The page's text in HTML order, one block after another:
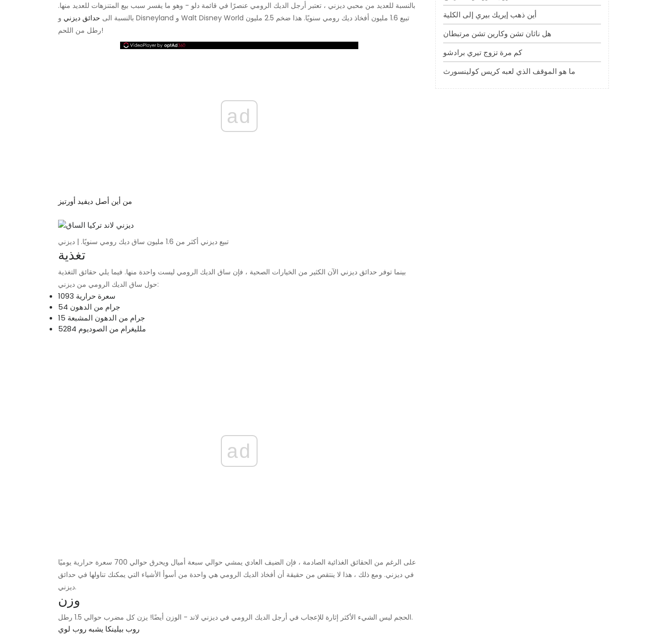
بالنسبة للعديد من محبي ديزني ، تعتبر أرجل الديك الرومي عنصرًا في قائمة دلو - وهو ما يفسر سبب بيع المتنزهات للعديد منها.
بالنسبة الى حدائق ديزني و Disneyland و Walt Disney World تبيع 1.6 مليون أفخاذ ديك رومي سنويًا. هذا ضخم 2.5 مليون
رطل من اللحم!
ad
من أين أصل ديفيد أورتيز
تبيع ديزني أكثر من 1.6 مليون ساق ديك رومي سنويًا. | ديزني
تغذية
بينما توفر حدائق ديزني الآن الكثير من الخيارات الصحية ، فإن ساق الديك الرومي ليست واحدة منها. فيما يلي حقائق التغذية
حول ساق الديك الرومي من ديزني:
1093 سعرة حرارية
54 جرام من الدهون
15 جرام من الدهون المشبعة
5284 ملليغرام من الصوديوم
ad
على الرغم من الحقائق الغذائية الصادمة ، فإن الضيف العادي يمشي حوالي سبعة أميال ويحرق حوالي 700 سعرة حرارية يوميًا
في ديزني. ومع ذلك ، هذا لا ينتقص من حقيقة أن أفخاذ الديك الرومي هي واحدة من أسوأ الأشياء التي يمكنك تناولها في حدائق
ديزني.
وزن
الحجم ليس الشيء الأكثر إثارة للإعجاب في أرجل الديك الرومي في ديزني لاند - الوزن أيضًا! يزن كل مضرب حوالي 1.5 رطل.
روب بيلينكا يشبه روب لوي
أين ذهب إيريك بيري إلى الكلية
هل ناثان تشن وكارين تشن مرتبطان
كم مرة تزوج تيري برادشو
ما هو الموقف الذي لعبه كريس كولينسورث